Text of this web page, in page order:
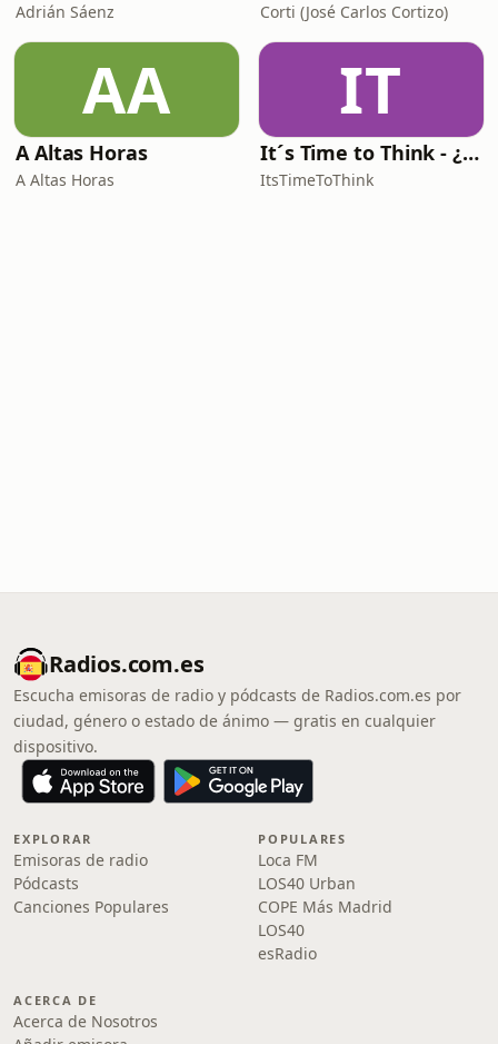
Adrián Sáenz Corti (José Carlos Cortizo)
AA
A Altas Horas
A Altas Horas
IT
It´s Time to Think - ¿Nos paramos a pensar?
ItsTimeToThink
Radios.com.es
Escucha emisoras de radio y pódcasts de Radios.com.es por
ciudad, género o estado de ánimo — gratis en cualquier
dispositivo.
EXPLORAR
Emisoras de radio
Pódcasts
Canciones Populares
POPULARES
Loca FM
LOS40 Urban
COPE Más Madrid
LOS40
esRadio
ACERCA DE
Acerca de Nosotros